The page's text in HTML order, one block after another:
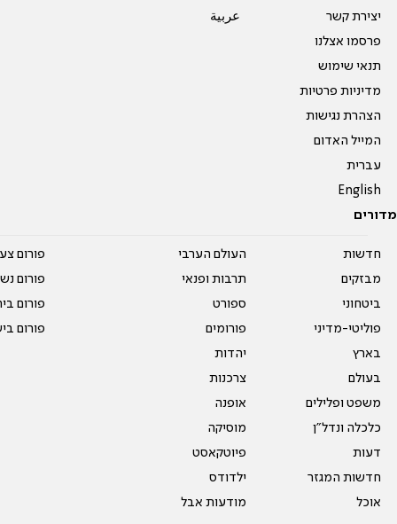
יצירת קשר
פרסמו אצלנו
תנאי שימוש
מדיניות פרטיות
הצהרת נגישות
המייל האדום
עברית
English
عربية
מדורים
חדשות
מבזקים
ביטחוני
פוליטי-מדיני
בארץ
בעולם
משפט ופלילים
כלכלה ונדל"ן
דעות
חדשות המגזר
אוכל
העולם הערבי
תרבות ופנאי
ספורט
פורומים
יהדות
צרכנות
אופנה
מוסיקה
פיוטקאסט
ילדודס
מודעות אבל
פורום
פורום
פורום
פורום